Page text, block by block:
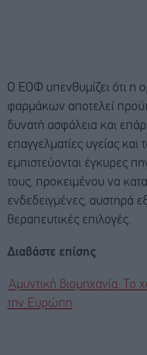
Ο ΕΟΦ υπενθυμίζει ότι η
φαρμάκων αποτελεί
δυνατή ασφάλεια και
επαγγελματίες υγείας και
εμπιστεύονται έγκυρες
τους, προκειμένου να
ενδεδειγμένες, αυστηρά
θεραπευτικές επιλογές.
Διαβάστε επίσης
Αμυντική βιομηχανία: Το
την Ευρώπη